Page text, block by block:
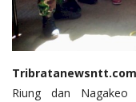
Tribratanewsntt.com
Riung dan Nagakeo